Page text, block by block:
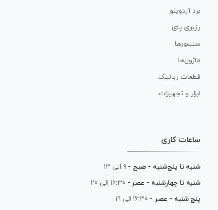
برد آردوینو
رزبری پای
سنسورها
ماژول‌ها
قطعات رباتیک
ابزار و تجهیزات
ساعات کاری
شنبه تا پنج‌شنبه - صبح - ۹ الی ۱۳
شنبه تا چهارشنبه - عصر - 16:30 الی 20
پنج شنبه - عصر - 16:30 الی 19